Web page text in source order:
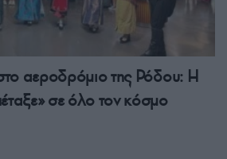
αεροδρόμιο της Ρόδου: Η
σε όλο τον κόσμο